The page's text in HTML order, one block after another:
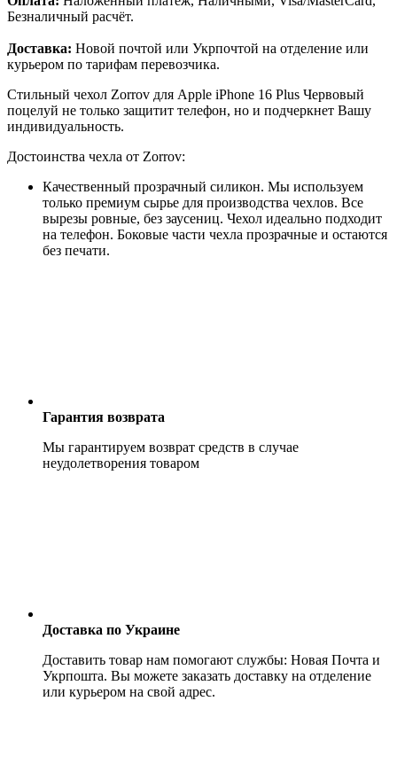
Безналичный расчёт.
Доставка: Новой почтой или Укрпочтой на отделение или
курьером по тарифам перевозчика.
Стильный чехол Zorrov для Apple iPhone 16 Plus Червовый
поцелуй не только защитит телефон, но и подчеркнет Вашу
индивидуальность.
Достоинства чехла от Zorrov:
Качественный прозрачный силикон. Мы используем
только премиум сырье для производства чехлов. Все
вырезы ровные, без заусениц. Чехол идеально подходит
на телефон. Боковые части чехла прозрачные и остаются
без печати.
Гарантия возврата
Мы гарантируем возврат средств в случае
неудолетворения товаром
Доставка по Украине
Доставить товар нам помогают службы: Новая Почта и
Укрпошта. Вы можете заказать доставку на отделение
или курьером на свой адрес.